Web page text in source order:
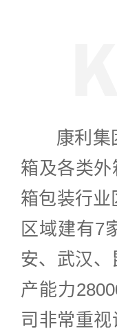
康利集
箱及各类
箱包装行
区域建有7
安、武汉
产能力
司非常重